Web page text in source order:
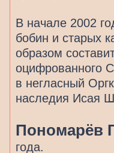
В начале 2002
бобин и старых
образом
оцифрованного
в негласный
наследия Исая
Пономарёв
года.